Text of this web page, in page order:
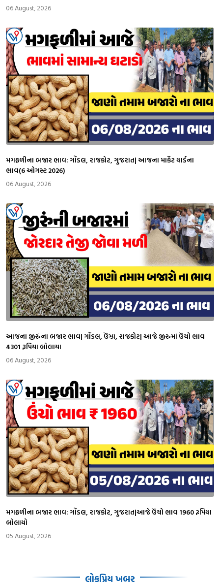
06 August, 2026
મગફળીના બજાર ભાવ: ગોંડલ, રાજકોટ, ગુજરાત| આજના માર્કેટ યાર્ડના
ભાવ(6 ઓગસ્ટ 2026)
06 August, 2026
આજના જીરુંના બજાર ભાવ| ગોંડલ, ઉંઝા, રાજકોટ| આજે જીરુમાં ઉંચો ભાવ
4301 રૂપિયા બોલાયા
06 August, 2026
મગફળીના બજાર ભાવ: ગોંડલ, રાજકોટ, ગુજરાત|આજે ઉંચો ભાવ 1960 રૂપિયા
બોલાયો
05 August, 2026
લોકપ્રિય ખબર